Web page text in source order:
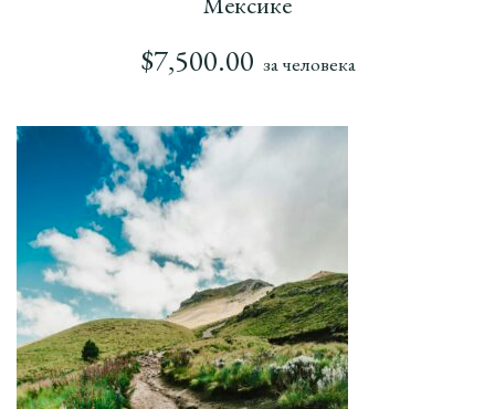
$7,500.00 за человека